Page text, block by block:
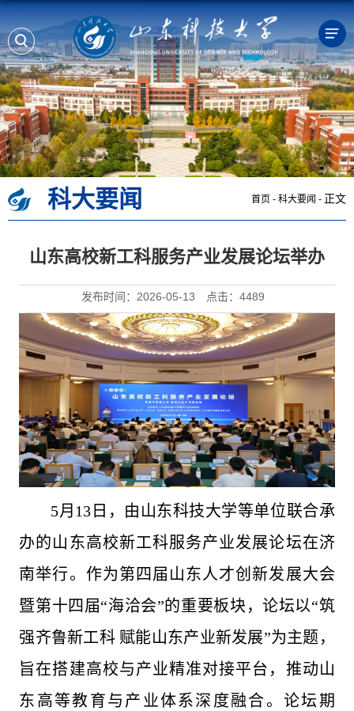
科大要闻 首页 - 科大要闻 - 正文
山东高校新工科服务产业发展论坛举办
发布时间：2026-05-13 点击： 4489
5月13日，由山东科技大学等单位联合承
办的山东高校新工科服务产业发展论坛在济
南举行。作为第四届山东人才创新发展大会
暨第十四届“海洽会”的重要板块，论坛以“筑
强齐鲁新工科 赋能山东产业新发展”为主题，
旨在搭建高校与产业精准对接平台，推动山
东高等教育与产业体系深度融合。论坛期